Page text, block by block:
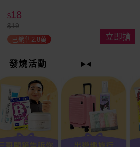
$18
$19
已銷售2.8萬 立即搶
發燒活動